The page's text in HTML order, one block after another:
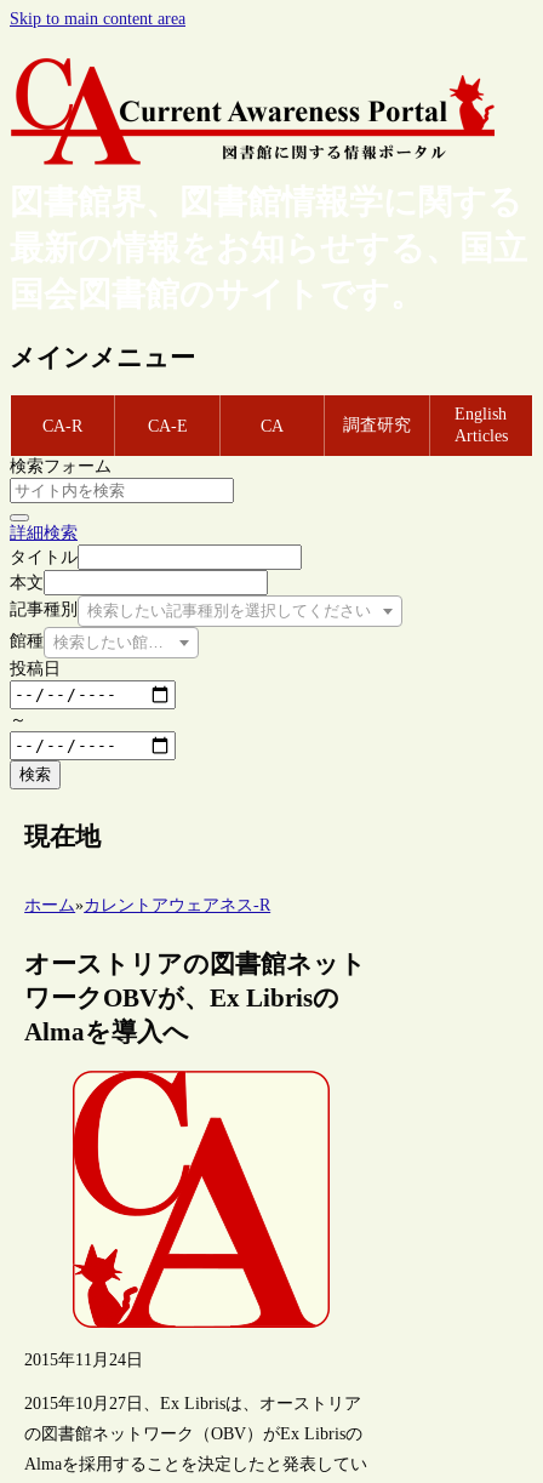
Skip to main content area
図書館界、図書館情報学に関する
最新の情報をお知らせする、国立
国会図書館のサイトです。
メインメニュー
CA-R CA-E CA 調査研究
English
Articles
検索フォーム
詳細検索
タイトル
本文
記事種別
検索したい記事種別を選択してください
館種 検索したい館種を選択してください
投稿日
～
検索
現在地
ホーム»カレントアウェアネス-R
オーストリアの図書館ネット
ワークOBVが、Ex Librisの
Almaを導入へ
2015年11月24日
2015年10月27日、Ex Librisは、オーストリア
の図書館ネットワーク（OBV）がEx Librisの
Almaを採用することを決定したと発表してい